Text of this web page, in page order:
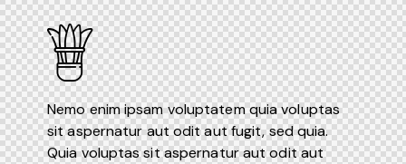
Nemo enim ipsam voluptatem quia voluptas
sit aspernatur aut odit aut fugit, sed quia.
Quia voluptas sit aspernatur aut odit aut